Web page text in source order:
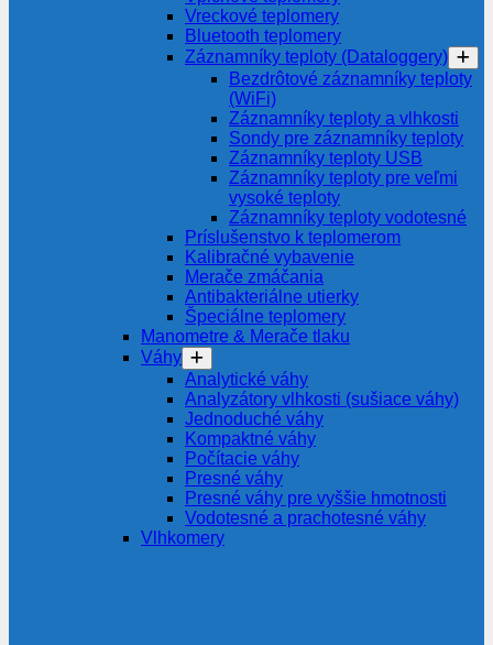
Vreckové teplomery
Bluetooth teplomery
Záznamníky teploty (Dataloggery)
Bezdrôtové záznamníky teploty
(WiFi)
Záznamníky teploty a vlhkosti
Sondy pre záznamníky teploty
Záznamníky teploty USB
Záznamníky teploty pre veľmi
vysoké teploty
Záznamníky teploty vodotesné
Príslušenstvo k teplomerom
Kalibračné vybavenie
Merače zmáčania
Antibakteriálne utierky
Špeciálne teplomery
Manometre & Merače tlaku
Váhy
Analytické váhy
Analyzátory vlhkosti (sušiace váhy)
Jednoduché váhy
Kompaktné váhy
Počítacie váhy
Presné váhy
Presné váhy pre vyššie hmotnosti
Vodotesné a prachotesné váhy
Vlhkomery